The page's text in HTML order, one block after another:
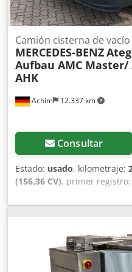
Achim 12.337 km
Camión cisterna de vacío
MERCEDES-BENZ
Aufbau AMC
AHK
Consultar
Estado: usado, kilometraje:
(156,36 CV), primer registro:
engranaje:automático,
ABS, Programa electrónico
Superestructura: AMC
2017 * Presión de trabajo